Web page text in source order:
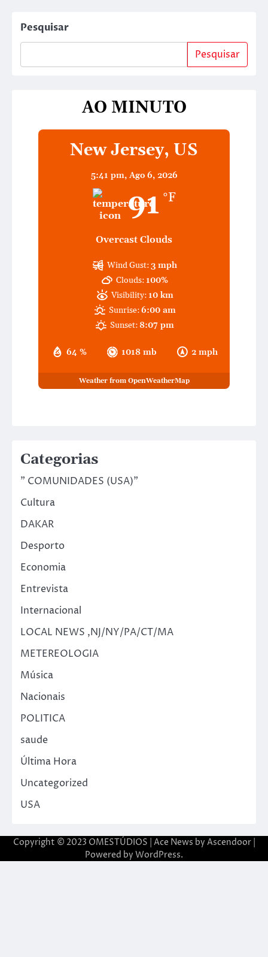
Pesquisar
Pesquisar
AO MINUTO
New Jersey, US
5:41 pm, Ago 6, 2026
91 °F
Overcast Clouds
64 % 1018 mb 2 mph
Wind Gust:3 mph
Clouds: 100%
Visibility: 10 km
Sunrise:6:00 am
Sunset:8:07 pm
Weather from OpenWeatherMap
Categorias
" COMUNIDADES (USA)"
Cultura
DAKAR
Desporto
Economia
Entrevista
Internacional
LOCAL NEWS ,NJ/NY/PA/CT/MA
METEREOLOGIA
Música
Nacionais
POLITICA
saude
Última Hora
Uncategorized
USA
Copyright © 2023 OMESTÚDIOS | Ace News by Ascendoor|
Powered by WordPress.